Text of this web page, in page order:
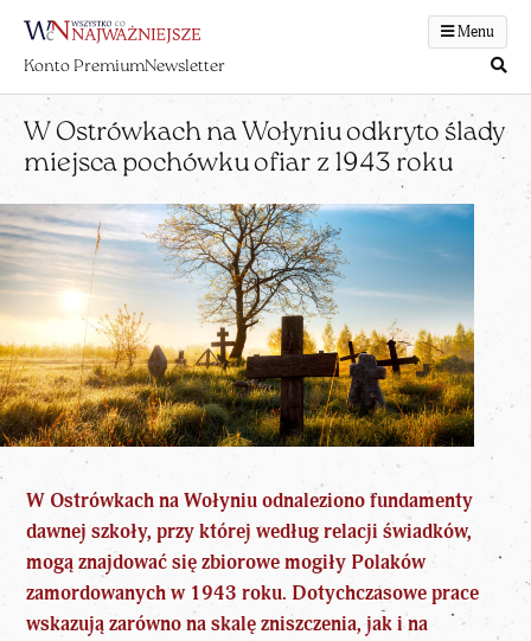
Menu
Konto PremiumNewsletter
W Ostrówkach na Wołyniu odkryto ślady
miejsca pochówku ofiar z 1943 roku
W Ostrówkach na Wołyniu odnaleziono fundamenty
dawnej szkoły, przy której według relacji świadków,
mogą znajdować się zbiorowe mogiły Polaków
zamordowanych w 1943 roku. Dotychczasowe prace
wskazują zarówno na skalę zniszczenia, jak i na